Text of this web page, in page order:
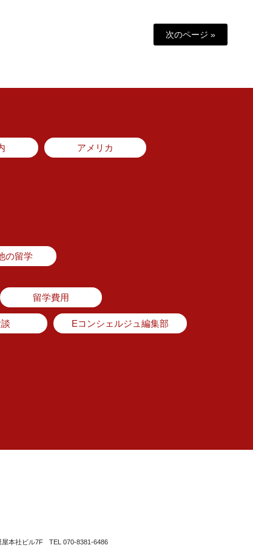
次のページ »
アメリカ
の留学
留学費用
Eコンシェルジュ編集部
屋本社ビル7F TEL 070-8381-6486